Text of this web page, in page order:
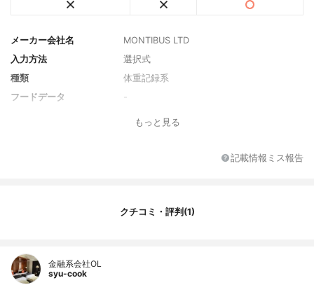
メーカー会社名
MONTIBUS LTD
入力方法
選択式
種類
体重記録系
フードデータ
もっと見る
記載情報ミス報告
クチコミ・評判(1)
金融系会社OL
syu-cook